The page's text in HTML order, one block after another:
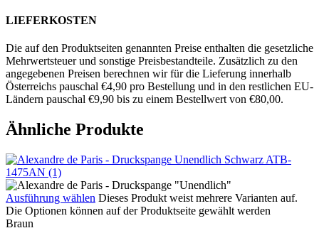
LIEFERKOSTEN
Die auf den Produktseiten genannten Preise enthalten die gesetzliche
Mehrwertsteuer und sonstige Preisbestandteile. Zusätzlich zu den
angegebenen Preisen berechnen wir für die Lieferung innerhalb
Österreichs pauschal €4,90 pro Bestellung und in den restlichen EU-
Ländern pauschal €9,90 bis zu einem Bestellwert von €80,00.
Ähnliche Produkte
Ausführung wählen Dieses Produkt weist mehrere Varianten auf.
Die Optionen können auf der Produktseite gewählt werden
Braun